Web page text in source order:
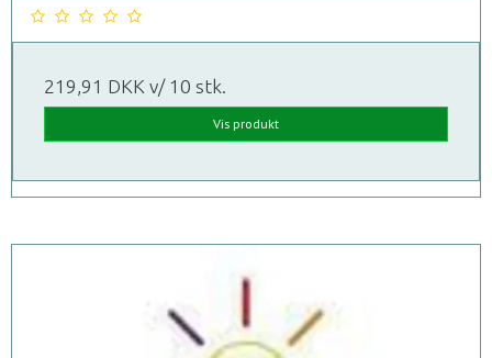
219,91 DKK v/ 10 stk.
Vis produkt